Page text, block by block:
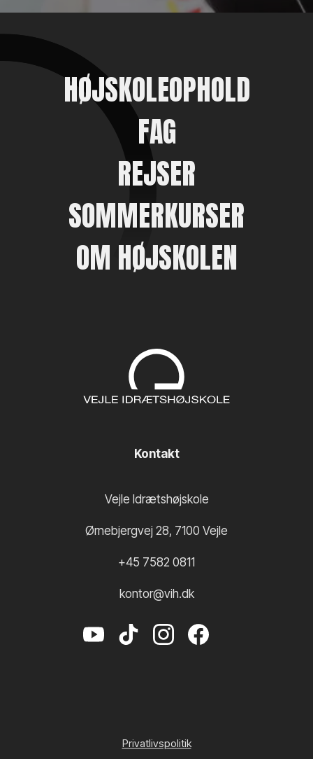
Kontakt
Vejle Idrætshøjskole
Ørnebjergvej 28, 7100 Vejle
+45 7582 0811
kontor@vih.dk
HØJSKOLEOPHOLD
FAG
REJSER
SOMMERKURSER
OM HØJSKOLEN
Privatlivspolitik